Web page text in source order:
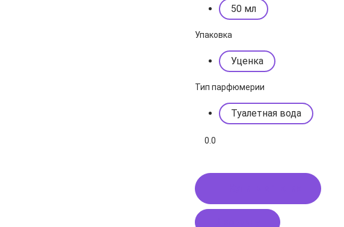
50 мл
Упаковка
Уценка
Тип парфюмерии
Туалетная вода
0.0